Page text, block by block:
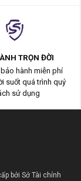
TRỌN ĐỜI
hành miễn phí
suốt quá trình quý
sử dụng
bởi Sở Tài chính